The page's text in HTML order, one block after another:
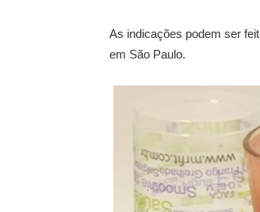
As indicações podem ser
em São Paulo.